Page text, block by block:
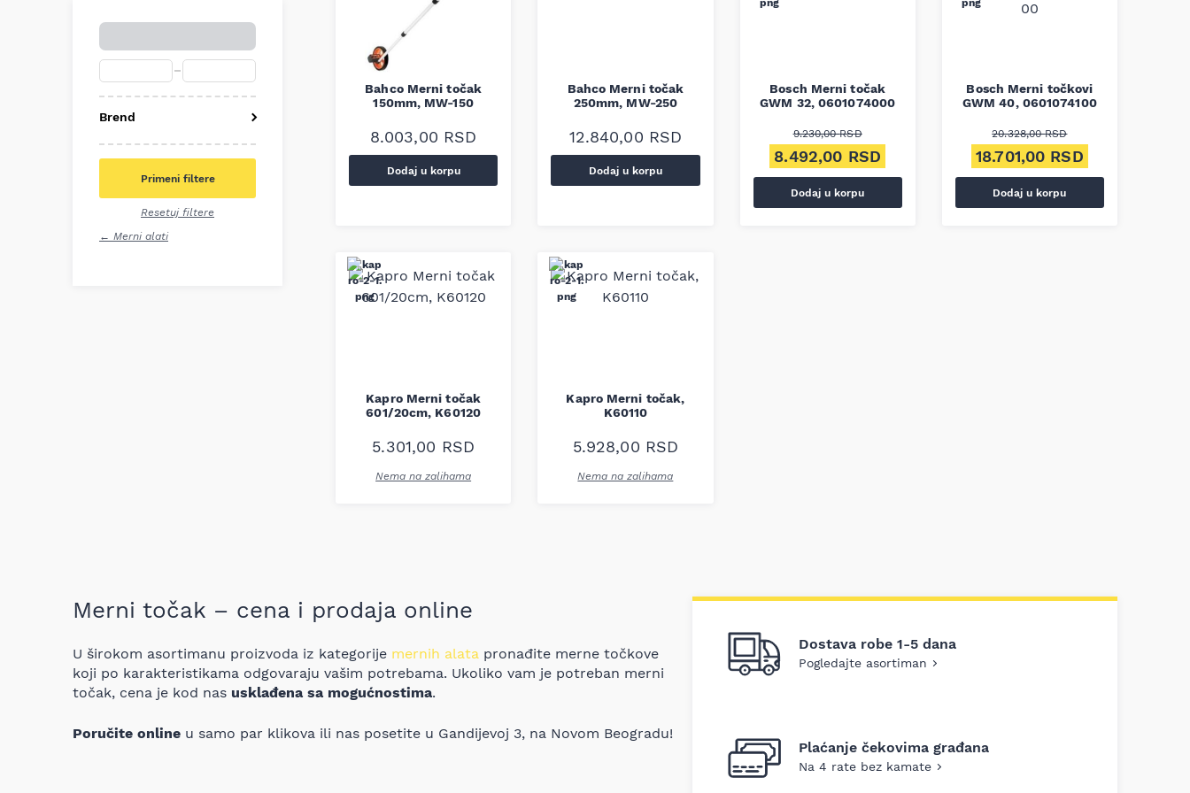
Bahco Merni točak
150mm, MW-150
8.003,00 RSD
Dodaj u korpu
Bahco Merni točak
250mm, MW-250
12.840,00 RSD
Dodaj u korpu
Bosch Merni točak
GWM 32, 0601074000
9.230,00RSD
Originalna cena je bila: 9.230,00 RSD.
8.492,00 RSD Trenutna cena je: 8.492,00 RSD.
Dodaj u korpu
Bosch Merni točkovi
GWM 40, 0601074100
20.328,00RSD
Originalna cena je bila:
18.701,00 RSD
Dodaj u korpu
Kapro Merni točak
601/20cm, K60120
5.301,00 RSD
Nema na zalihama
Kapro Merni točak,
K60110
5.928,00 RSD
Nema na zalihama
Brend
Bahco
Bosch
KaproPrimeni filtere
Resetuj filtere
← Merni alati
Merni točak – cena i prodaja online
U širokom asortimanu proizvoda iz kategorije mernih alata pronađite merne točkove
koji po karakteristikama odgovaraju vašim potrebama. Ukoliko vam je potreban merni
točak, cena je kod nas usklađena sa mogućnostima.
Poručite online u samo par klikova ili nas posetite u Gandijevoj 3, na Novom Beogradu!
Dostava robe 1-5 dana
Pogledajte asortiman
Plaćanje čekovima građana
Na 4 rate bez kamate